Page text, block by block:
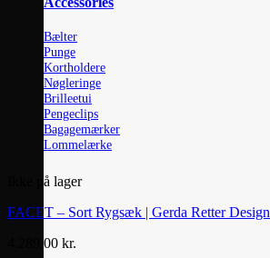
Bælter
Punge
Kortholdere
Nøgleringe
Brilleetui
Pengeclips
Bagagemærker
Lommelærke
Ikke på lager
FACET – Sort Rygsæk | Gerda Retter Design
4.289,00 kr.